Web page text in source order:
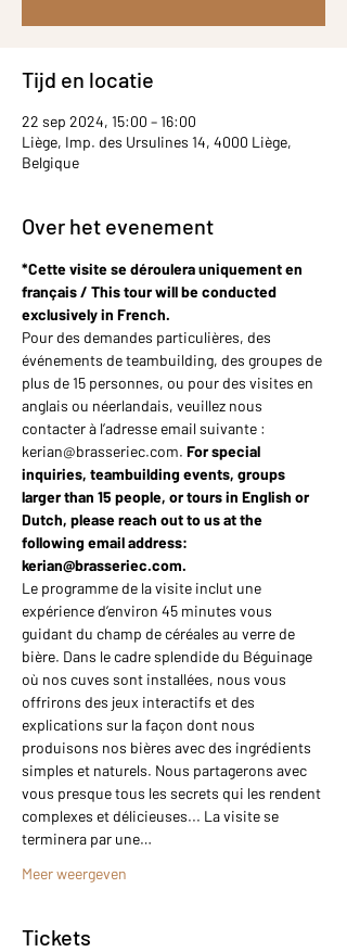
Tijd en locatie
22 sep 2024, 15:00 – 16:00
Liège, Imp. des Ursulines 14, 4000 Liège,
Belgique
Over het evenement
*Cette visite se déroulera uniquement en
français / This tour will be conducted
exclusively in French.
Pour des demandes particulières, des
événements de teambuilding, des groupes de
plus de 15 personnes, ou pour des visites en
anglais ou néerlandais, veuillez nous
contacter à l’adresse email suivante :
kerian@brasseriec.com. For special
inquiries, teambuilding events, groups
larger than 15 people, or tours in English or
Dutch, please reach out to us at the
following email address:
kerian@brasseriec.com.
Le programme de la visite inclut une
expérience d’environ 45 minutes vous
guidant du champ de céréales au verre de
bière. Dans le cadre splendide du Béguinage
où nos cuves sont installées, nous vous
offrirons des jeux interactifs et des
explications sur la façon dont nous
produisons nos bières avec des ingrédients
simples et naturels. Nous partagerons avec
vous presque tous les secrets qui les rendent
complexes et délicieuses... La visite se
terminera par une…
Meer weergeven
Tickets